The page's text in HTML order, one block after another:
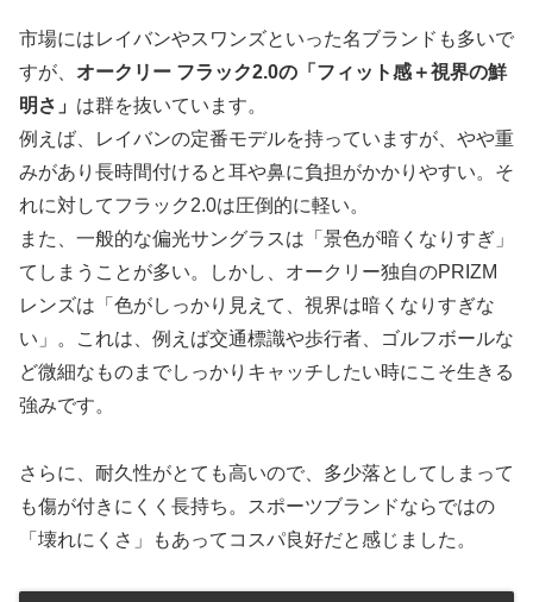
市場にはレイバンやスワンズといった名ブランドも多いで
すが、 オークリー フラック2.0の「フィット感＋視界の鮮
明さ」 は群を抜いています。
例えば、レイバンの定番モデルを持っていますが、やや重
みがあり長時間付けると耳や鼻に負担がかかりやすい。そ
れに対してフラック2.0は圧倒的に軽い。
また、一般的な偏光サングラスは「景色が暗くなりすぎ」
てしまうことが多い。しかし、オークリー独自のPRIZM
レンズは「色がしっかり見えて、視界は暗くなりすぎな
い」。これは、例えば交通標識や歩行者、ゴルフボールな
ど微細なものまでしっかりキャッチしたい時にこそ生きる
強みです。
さらに、耐久性がとても高いので、多少落としてしまって
も傷が付きにくく長持ち。スポーツブランドならではの
「壊れにくさ」もあってコスパ良好だと感じました。